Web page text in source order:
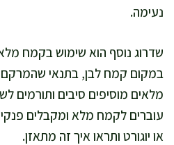
נעימה.
שדרוג נוסף הוא שימוש בקמח
במקום קמח לבן, בתנאי
מלאים מוסיפים סיבים ותורמים
עוברים לקמח מלא ומקבלים
או יוגורט ותראו איך זה מתאזן.